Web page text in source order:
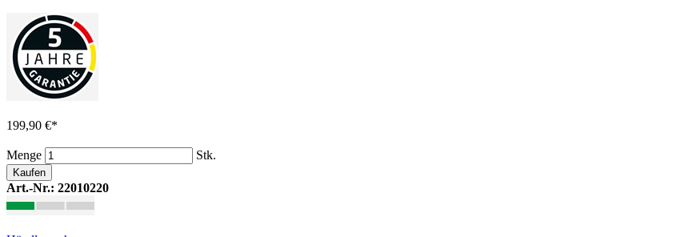
199,90 €*
Menge Stk.
Kaufen
Art.-Nr.: 22010220